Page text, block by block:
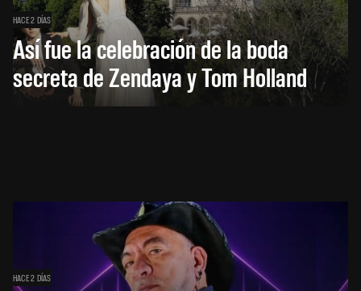
HACE 2 DÍAS
Así fue la celebración de la boda
secreta de Zendaya y Tom Holland
HACE 2 DÍAS